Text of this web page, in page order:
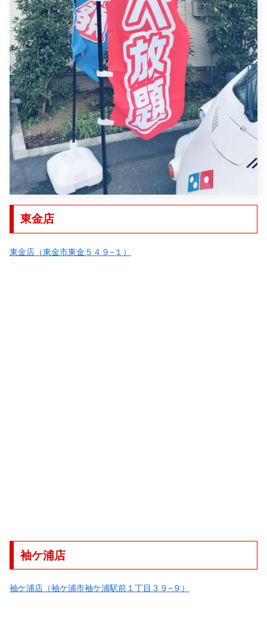
東金店
東金店（東金市東金５４９−１）
袖ケ浦店
袖ケ浦店（袖ケ浦市袖ケ浦駅前１丁目３９−９）